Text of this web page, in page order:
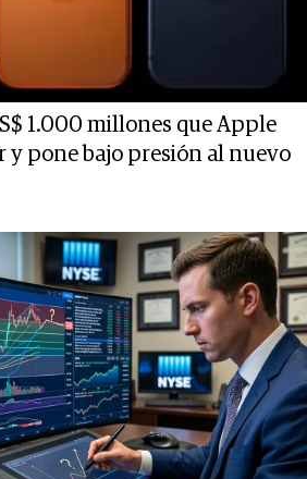
1.000 millones que Apple
y pone bajo presión al nuevo